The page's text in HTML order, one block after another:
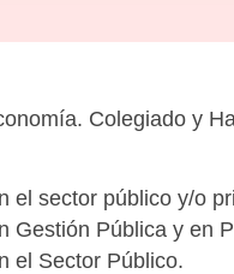
Colegiado y
el sector público y/o
Gestión Pública y en
el Sector Público.